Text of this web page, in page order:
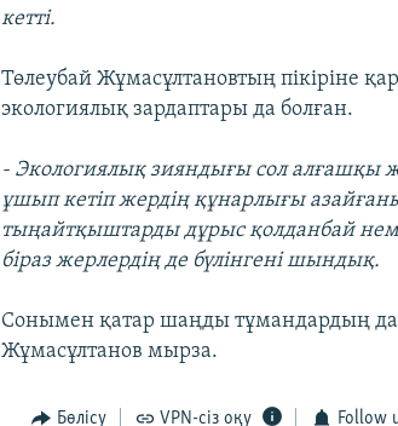
кетті.
Төлеубай Жұмасұлтановтың пікіріне
экологиялық зардаптары да болған.
- Экологиялық зияндығы сол алғашқы
ұшып кетіп жердің құнарлығы
тыңайтқыштарды дұрыс қолданбай
біраз жерлердің де бүлінгені шындық.
Сонымен қатар шаңды тұмандардың да
Жұмасұлтанов мырза.
Бөлісу VPN-сіз оқу Follow